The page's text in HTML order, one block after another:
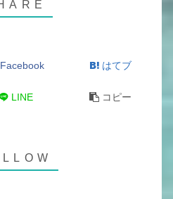
Facebook はてブ
LINE コピー